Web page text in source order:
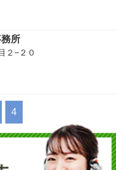
所
２−２０
4